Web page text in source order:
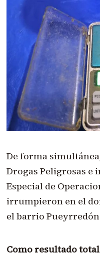
De forma
Drogas Peligrosas e
Especial de
irrumpieron en el
el barrio
Como resultado